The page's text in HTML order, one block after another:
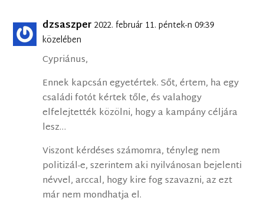
dzsaszper 2022. február 11. péntek-n 09:39
közelében
Cypriánus,
Ennek kapcsán egyetértek. Sőt, értem, ha egy
családi fotót kértek tőle, és valahogy
elfelejtették közölni, hogy a kampány céljára
lesz…
Viszont kérdéses számomra, tényleg nem
politizál-e, szerintem aki nyilvánosan bejelenti
névvel, arccal, hogy kire fog szavazni, az ezt
már nem mondhatja el.